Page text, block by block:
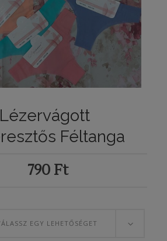
Féltanga
790 Ft
EGY LEHETŐSÉGET